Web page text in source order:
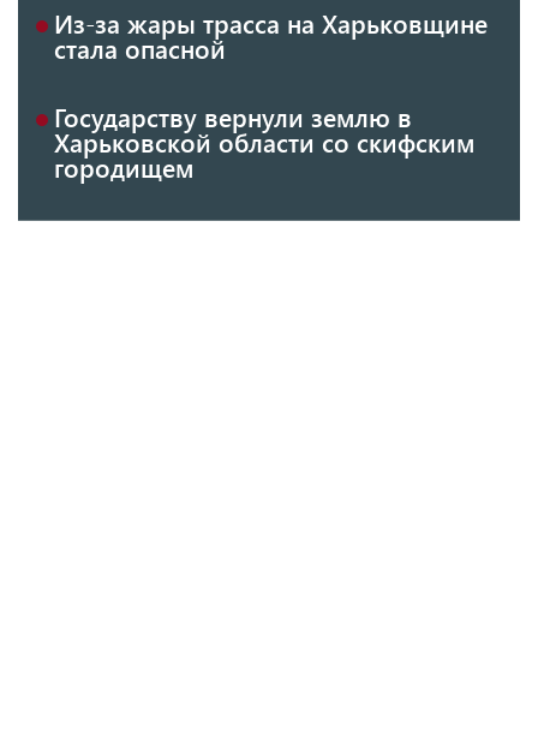
Из-за жары трасса на Харьковщине
стала опасной
Государству вернули землю в
Харьковской области со скифским
городищем